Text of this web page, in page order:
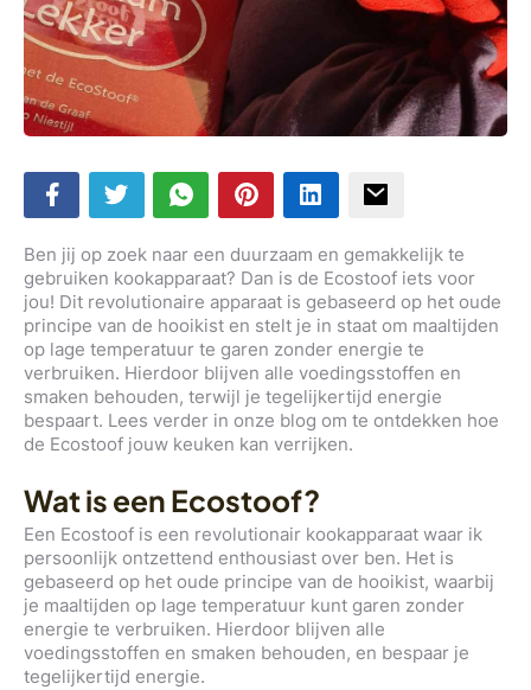
Ben jij op zoek naar een duurzaam en gemakkelijk te
gebruiken kookapparaat? Dan is de Ecostoof iets voor
jou! Dit revolutionaire apparaat is gebaseerd op het oude
principe van de hooikist en stelt je in staat om maaltijden
op lage temperatuur te garen zonder energie te
verbruiken. Hierdoor blijven alle voedingsstoffen en
smaken behouden, terwijl je tegelijkertijd energie
bespaart. Lees verder in onze blog om te ontdekken hoe
de Ecostoof jouw keuken kan verrijken.
Wat is een Ecostoof?
Een Ecostoof is een revolutionair kookapparaat waar ik
persoonlijk ontzettend enthousiast over ben. Het is
gebaseerd op het oude principe van de hooikist, waarbij
je maaltijden op lage temperatuur kunt garen zonder
energie te verbruiken. Hierdoor blijven alle
voedingsstoffen en smaken behouden, en bespaar je
tegelijkertijd energie.